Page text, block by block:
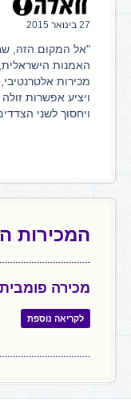
27 בינואר 2015
"אל המקום הזה,
האמנות
מכירות
ויציע אפשרות
ויחסוך לשני
המכירות
מכירה פומבית
לקריאה נוספת